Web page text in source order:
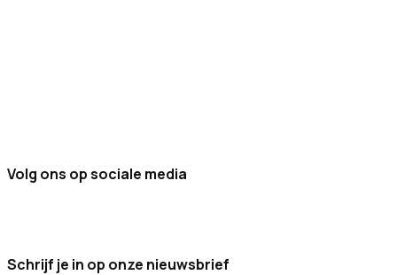
Volg ons op sociale media
Schrijf je in op onze nieuwsbrief